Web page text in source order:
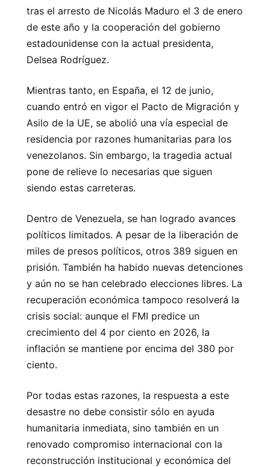
tras el arresto de Nicolás Maduro el 3 de enero
de este año y la cooperación del gobierno
estadounidense con la actual presidenta,
Delsea Rodríguez.
Mientras tanto, en España, el 12 de junio,
cuando entró en vigor el Pacto de Migración y
Asilo de la UE, se abolió una vía especial de
residencia por razones humanitarias para los
venezolanos. Sin embargo, la tragedia actual
pone de relieve lo necesarias que siguen
siendo estas carreteras.
Dentro de Venezuela, se han logrado avances
políticos limitados. A pesar de la liberación de
miles de presos políticos, otros 389 siguen en
prisión. También ha habido nuevas detenciones
y aún no se han celebrado elecciones libres. La
recuperación económica tampoco resolverá la
crisis social: aunque el FMI predice un
crecimiento del 4 por ciento en 2026, la
inflación se mantiene por encima del 380 por
ciento.
Por todas estas razones, la respuesta a este
desastre no debe consistir sólo en ayuda
humanitaria inmediata, sino también en un
renovado compromiso internacional con la
reconstrucción institucional y económica del